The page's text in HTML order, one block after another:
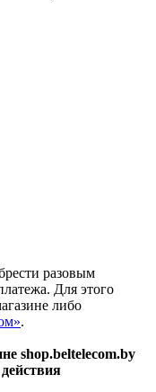
разовым
Для этого
либо
.
shop.beltelecom.by